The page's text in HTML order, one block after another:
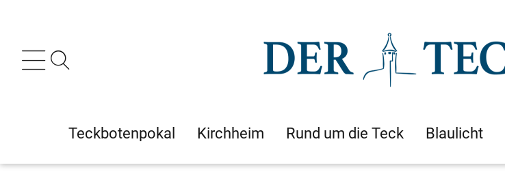
Teckbotenpokal Kirchheim Rund um die Teck Blaulicht